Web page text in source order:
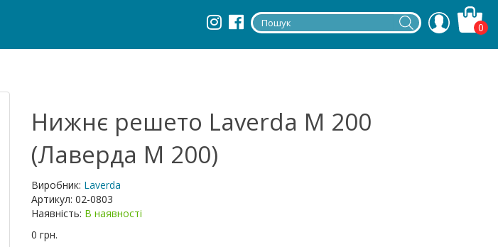
0
Нижнє решето Laverda M 200
(Лаверда М 200)
Виробник: Laverda
Артикул: 02-0803
Наявність: В наявності
0 грн.